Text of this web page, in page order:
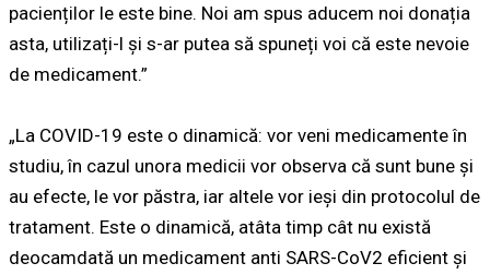
pacienților le este bine. Noi am spus aducem noi donația
asta, utilizați-l și s-ar putea să spuneți voi că este nevoie
de medicament.”
„La COVID-19 este o dinamică: vor veni medicamente în
studiu, în cazul unora medicii vor observa că sunt bune și
au efecte, le vor păstra, iar altele vor ieși din protocolul de
tratament. Este o dinamică, atâta timp cât nu există
deocamdată un medicament anti SARS-CoV2 eficient și